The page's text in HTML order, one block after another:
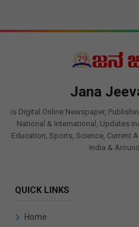
Jana
is Digital Online Newspaper,
National & International, Updates
Education, Sports, Science, Current
India &
QUICK LINKS
Home